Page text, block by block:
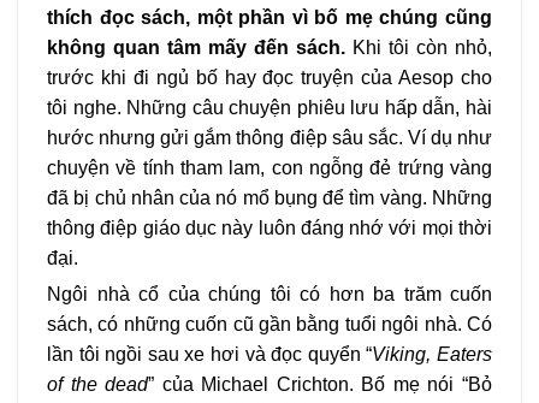
thích đọc sách, một phần vì bố mẹ chúng cũng
không quan tâm mấy đến sách. Khi tôi còn nhỏ,
trước khi đi ngủ bố hay đọc truyện của Aesop cho
tôi nghe. Những câu chuyện phiêu lưu hấp dẫn, hài
hước nhưng gửi gắm thông điệp sâu sắc. Ví dụ như
chuyện về tính tham lam, con ngỗng đẻ trứng vàng
đã bị chủ nhân của nó mổ bụng để tìm vàng. Những
thông điệp giáo dục này luôn đáng nhớ với mọi thời
đại.
Ngôi nhà cổ của chúng tôi có hơn ba trăm cuốn
sách, có những cuốn cũ gần bằng tuổi ngôi nhà. Có
lần tôi ngồi sau xe hơi và đọc quyển “Viking, Eaters
of the dead” của Michael Crichton. Bố mẹ nói “Bỏ